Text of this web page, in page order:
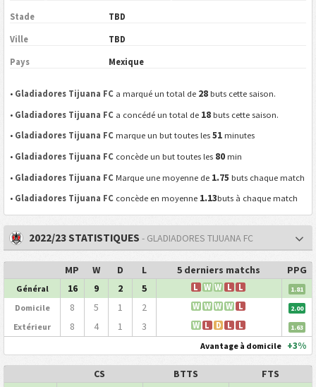
Stade TBD
Ville TBD
Pays Mexique
• Gladiadores Tijuana FC a marqué un total de 28 buts cette saison.
• Gladiadores Tijuana FC a concédé un total de 18 buts cette saison.
• Gladiadores Tijuana FC marque un but toutes les51 minutes
• Gladiadores Tijuana FC concède un but toutes les 80 min
• Gladiadores Tijuana FC Marque une moyenne de 1.75 buts chaque match
• Gladiadores Tijuana FC concède en moyenne 1.13buts à chaque match
2022/23 STATISTIQUES - GLADIADORES TIJUANA FC
MP W D L 5 derniers matchs PPG
Général 16 9 2 5 L W W L L 1.81
Domicile 8 5 1 2 W W W W L 2.00
Extérieur 8 4 1 3 W L D L L 1.63
Avantage à domicile +3%
CS BTTS FTS